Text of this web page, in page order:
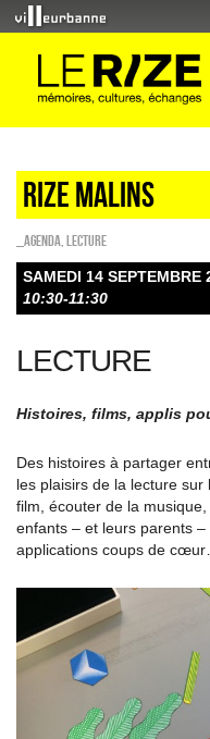
Rize malins
_Agenda Lecture
SAMEDI 14 SEPTEMBRE
10:30-11:30
LECTURE
Histoires, films, applis
Des histoires à partager
les plaisirs de la lecture
film, écouter de la
enfants – et leurs parents
applications coups de